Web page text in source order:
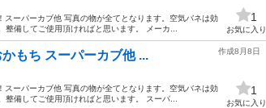
ーパーカブ他 写真の物が全てとなります。空気バネは効
備してご使用頂ければと思います。 メーカ...
1
お気に入り
もち スーパーカブ他 ...
ーパーカブ他 写真の物が全てとなります。空気バネは効
備してご使用頂ければと思います。 スーパ...
作成8月8日
1
お気に入り